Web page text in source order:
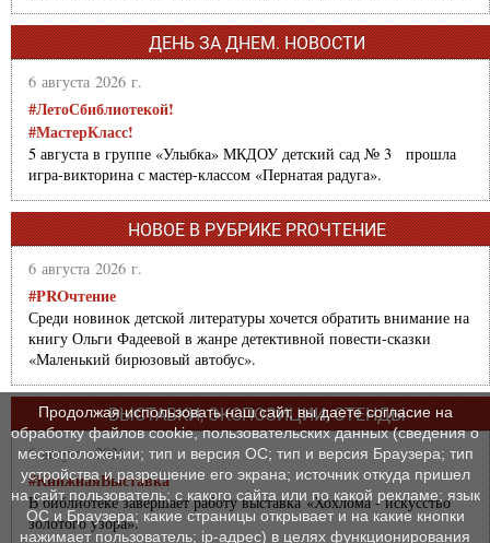
ДЕНЬ ЗА ДНЕМ. НОВОСТИ
6 августа 2026 г.
#ЛетоСбиблиотекой!
#МастерКласс!
5 августа в группе «Улыбка» МКДОУ детский сад № 3 прошла
игра-викторина с мастер-классом «Пернатая радуга».
НОВОЕ В РУБРИКЕ PROЧТЕНИЕ
6 августа 2026 г.
#PROчтение
Среди новинок детской литературы хочется обратить внимание на
книгу Ольги Фадеевой в жанре детективной повести-сказки
«Маленький бирюзовый автобус».
ВЫСТАВКИ, ЭКСПОЗИЦИИ, СТЕНДЫ
6 августа 2026 г.
#КнижнаяВыставка
В библиотеке завершает работу выставка «Хохлома - искусство
золотого узора».
Продолжая использовать наш сайт, вы даете согласие на
обработку файлов cookie, пользовательских данных (сведения о
местоположении; тип и версия ОС; тип и версия Браузера; тип
устройства и разрешение его экрана; источник откуда пришел
на сайт пользователь; с какого сайта или по какой рекламе; язык
ОС и Браузера; какие страницы открывает и на какие кнопки
нажимает пользователь; ip-адрес) в целях функционирования